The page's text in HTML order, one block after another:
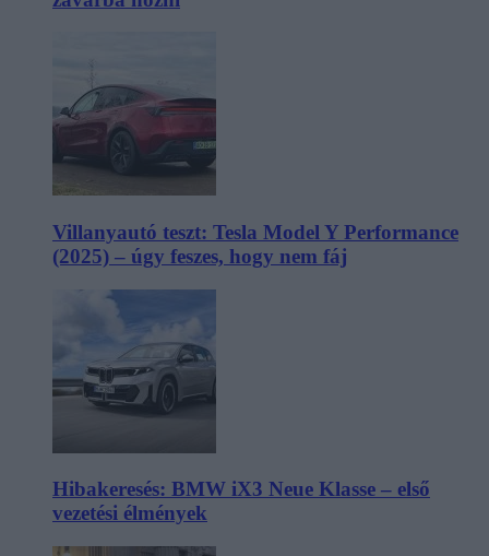
Villanyautó teszt: Tesla Model Y Performance
(2025) – úgy feszes, hogy nem fáj
Hibakeresés: BMW iX3 Neue Klasse – első
vezetési élmények